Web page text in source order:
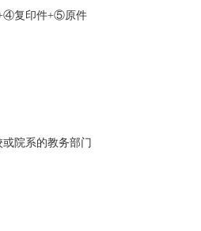
复印件+⑤原件
院系的教务部门